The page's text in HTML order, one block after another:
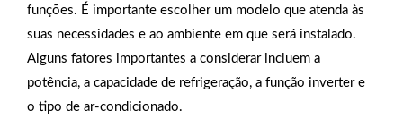
funções. É importante escolher um modelo que atenda às
suas necessidades e ao ambiente em que será instalado.
Alguns fatores importantes a considerar incluem a
potência, a capacidade de refrigeração, a função inverter e
o tipo de ar-condicionado.